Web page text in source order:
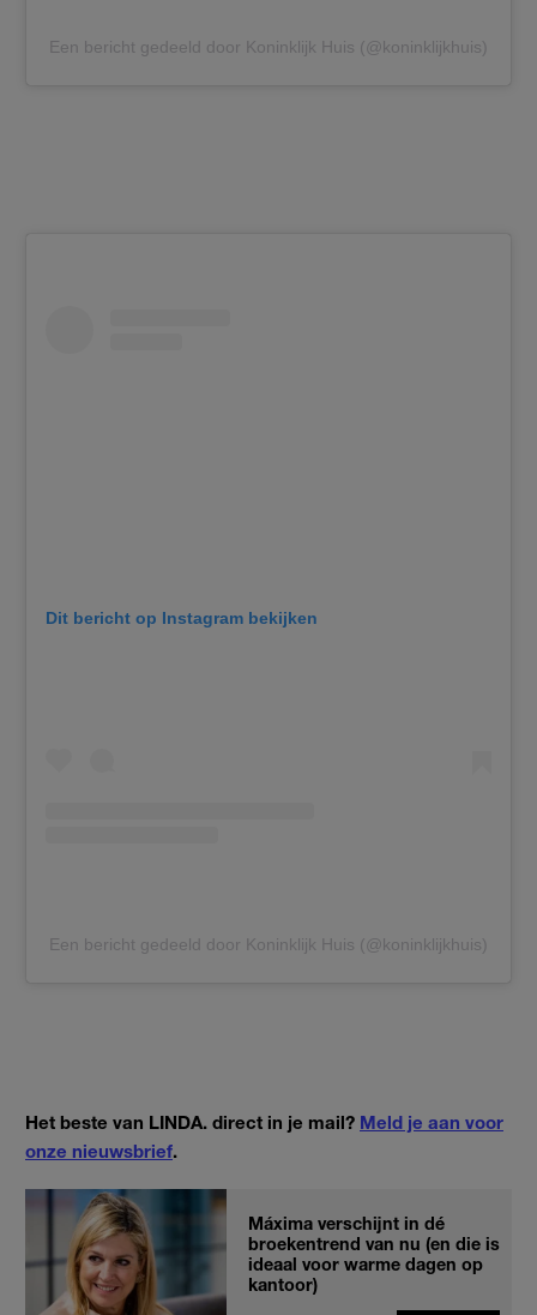
Een bericht gedeeld door Koninklijk Huis (@koninklijkhuis)
Dit bericht op Instagram bekijken
Een bericht gedeeld door Koninklijk Huis (@koninklijkhuis)
Het beste van LINDA. direct in je mail? Meld je aan voor
onze nieuwsbrief.
Máxima verschijnt in dé
broekentrend van nu (en die is
ideaal voor warme dagen op
kantoor)